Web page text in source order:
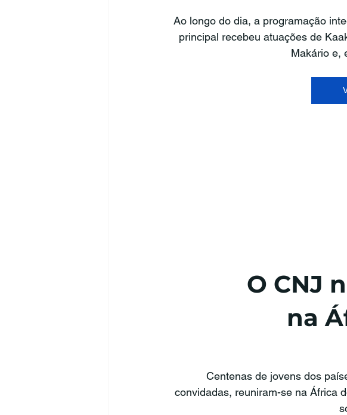
Ao longo do dia, a programação
principal recebeu atuações de
Makário e,
O CNJ
na
Centenas de jovens dos
convidadas, reuniram-se na África